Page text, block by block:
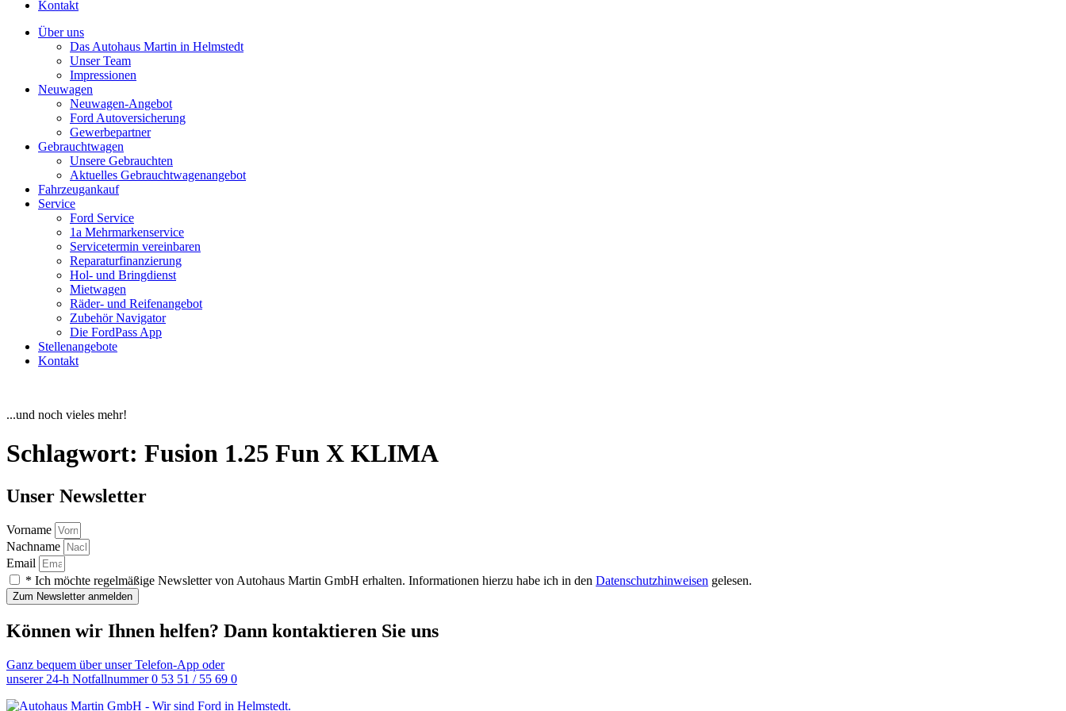
Kontakt
Über uns
Das Autohaus Martin in Helmstedt
Unser Team
Impressionen
Neuwagen
Neuwagen-Angebot
Ford Autoversicherung
Gewerbepartner
Gebrauchtwagen
Unsere Gebrauchten
Aktuelles Gebrauchtwagenangebot
Fahrzeugankauf
Service
Ford Service
1a Mehrmarkenservice
Servicetermin vereinbaren
Reparaturfinanzierung
Hol- und Bringdienst
Mietwagen
Räder- und Reifenangebot
Zubehör Navigator
Die FordPass App
Stellenangebote
Kontakt
...und noch vieles mehr!
Schlagwort: Fusion 1.25 Fun X KLIMA
Unser Newsletter
Vorname
Nachname
Email
* Ich möchte regelmäßige Newsletter von Autohaus Martin GmbH erhalten. Informationen hierzu habe ich in den Datenschutzhinweisen gelesen.
Zum Newsletter anmelden
Können wir Ihnen helfen? Dann kontaktieren Sie uns
Ganz bequem über unser Telefon-App oder
unserer 24-h Notfallnummer 0 53 51 / 55 69 0